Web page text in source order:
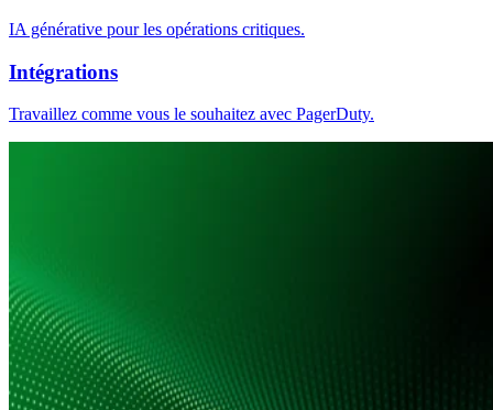
IA générative pour les opérations critiques.
Intégrations
Travaillez comme vous le souhaitez avec PagerDuty.